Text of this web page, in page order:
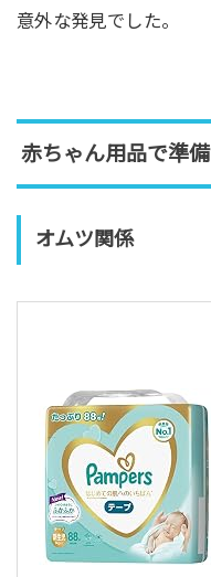
意外な発見でした。
赤ちゃん用品で準
オムツ関係